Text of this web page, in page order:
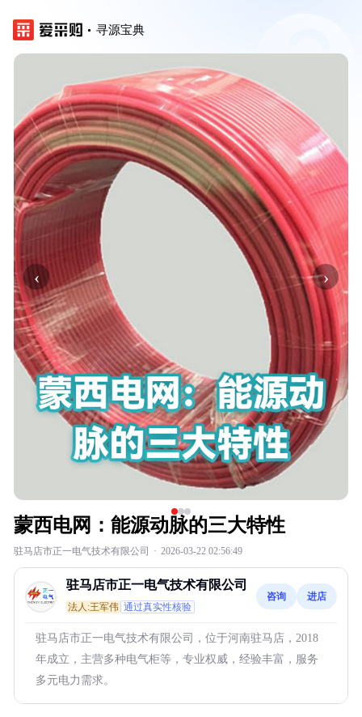
寻源宝典
‹ ›
蒙西电网：能源动脉的三大特性
驻马店市正一电气技术有限公司 · 2026-03-22 02:56:49
驻马店市正一电气技术有限公司
法人:王军伟 通过真实性核验
咨询 进店
驻马店市正一电气技术有限公司，位于河南驻马店，2018
年成立，主营多种电气柜等，专业权威，经验丰富，服务
多元电力需求。